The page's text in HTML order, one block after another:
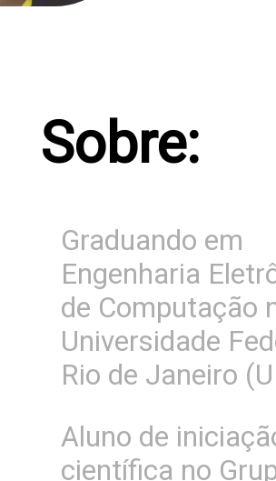
Sobre:
Graduando em
Engenharia
de Computação
Universidade
Rio de Janeiro
Aluno de
científica no